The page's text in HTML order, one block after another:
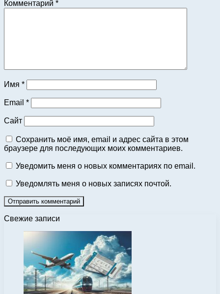
Комментарий *
Имя *
Email *
Сайт
Сохранить моё имя, email и адрес сайта в этом
браузере для последующих моих комментариев.
Уведомить меня о новых комментариях по email.
Уведомлять меня о новых записях почтой.
Свежие записи